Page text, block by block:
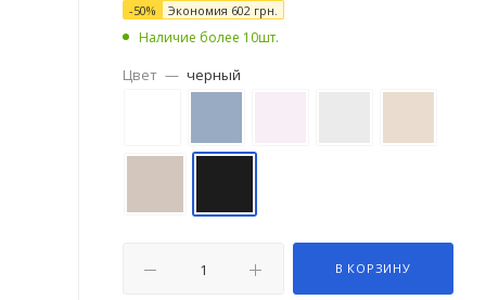
-50% Экономия 602 грн.
Наличие более 10шт.
Цвет — черный
В КОРЗИНУ